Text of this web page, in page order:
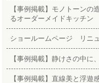
【事例掲載】モノトーンの
るオーダーメイドキッチン
ショールームページ リニ
【事例掲載】静けさの中に
【事例掲載】直線美と浮